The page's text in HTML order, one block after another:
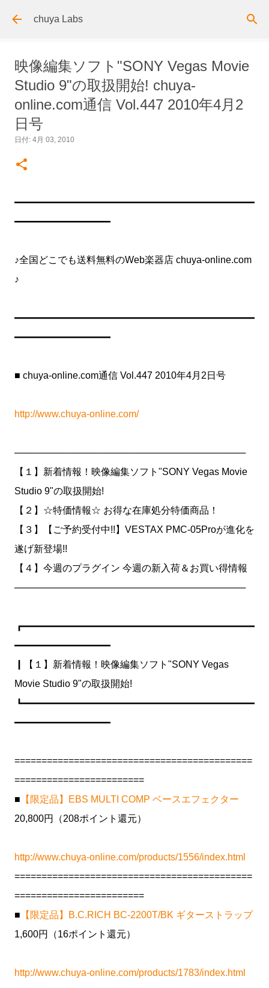
スキップしてメイン コンテンツに移動
chuya Labs
映像編集ソフト"SONY Vegas Movie
Studio 9"の取扱開始! chuya-
online.com通信 Vol.447 2010年4月2
日号
日付: 4月 03, 2010
━━━━━━━━━━━━━━━━━━━━━━━━━
━━━━━━━━━━
♪全国どこでも送料無料のWeb楽器店 chuya-online.com
♪
━━━━━━━━━━━━━━━━━━━━━━━━━
━━━━━━━━━━
■ chuya-online.com通信 Vol.447 2010年4月2日号
http://www.chuya-online.com/
───────────────────────────────────
【１】新着情報！映像編集ソフト"SONY Vegas Movie
Studio 9"の取扱開始!
【２】☆特価情報☆ お得な在庫処分特価商品！
【３】【ご予約受付中!!】VESTAX PMC-05Proが進化を
遂げ新登場!!
【４】今週のプラグイン 今週の新入荷＆お買い得情報
───────────────────────────────────
┏━━━━━━━━━━━━━━━━━━━━━━━━
━━━━━━━━━━
┃【１】新着情報！映像編集ソフト"SONY Vegas
Movie Studio 9"の取扱開始!
┗━━━━━━━━━━━━━━━━━━━━━━━━
━━━━━━━━━━
============================================
========================
■ 【限定品】EBS MULTI COMP ベースエフェクター
20,800円（208ポイント還元）
http://www.chuya-online.com/products/1556/index.html
============================================
========================
■ 【限定品】B.C.RICH BC-2200T/BK ギターストラップ
1,600円（16ポイント還元）
http://www.chuya-online.com/products/1783/index.html